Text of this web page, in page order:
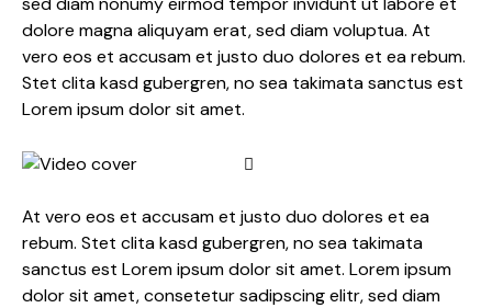
dolore magna aliquyam erat, sed diam voluptua. At
vero eos et accusam et justo duo dolores et ea rebum.
Stet clita kasd gubergren, no sea takimata sanctus est
Lorem ipsum dolor sit amet.
At vero eos et accusam et justo duo dolores et ea
rebum. Stet clita kasd gubergren, no sea takimata
sanctus est Lorem ipsum dolor sit amet. Lorem ipsum
dolor sit amet, consetetur sadipscing elitr, sed diam